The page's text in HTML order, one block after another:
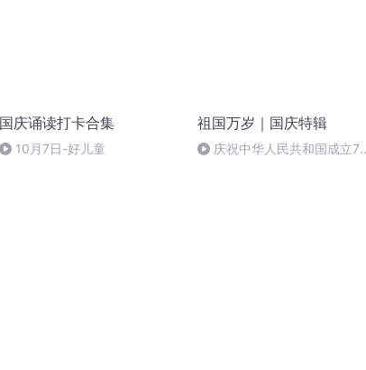
国庆诵读打卡合集
10月7日-好儿童
祖国万岁｜国庆特辑
庆祝中华人民共和国成立73